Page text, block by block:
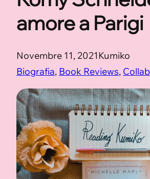
amore a Parigi
Novembre 11, 2021 Kumiko
Biografia, Book Reviews,